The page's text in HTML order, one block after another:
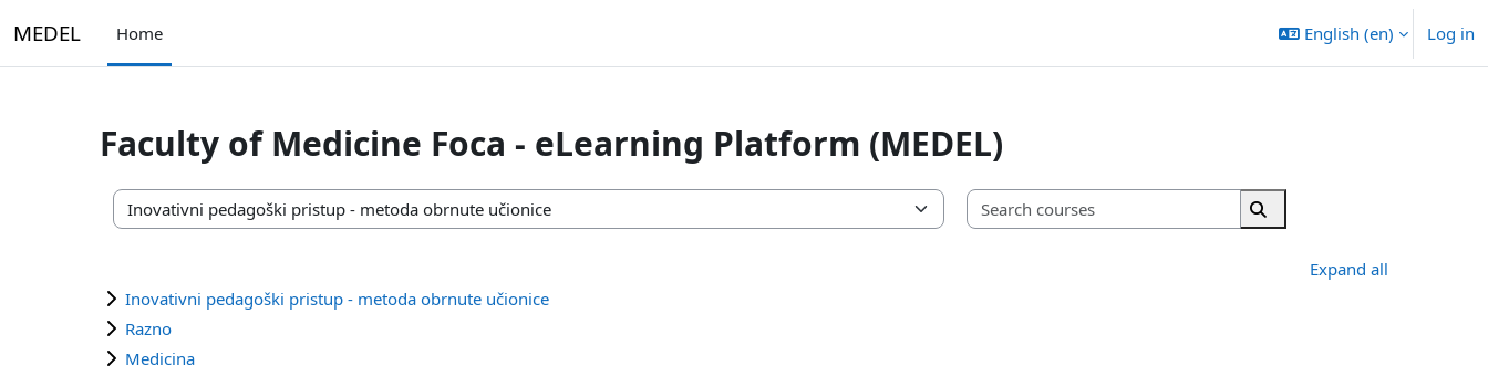
MEDEL Home English ‎(en)‎ Log in
Faculty of Medicine Foca - eLearning Platform (MEDEL)
Course categories
Search courses
Search courses
Expand all
Inovativni pedagoški pristup - metoda obrnute učionice
Razno
Medicina